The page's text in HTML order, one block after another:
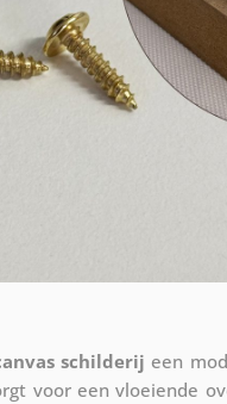
schilderij een
voor een vloeiende